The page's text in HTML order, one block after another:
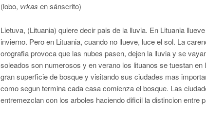
(lobo, vrkas en sánscrito)
Lietuva, (Lituania) quiere decir pais de la lluvia. En Lituania
invierno. Pero en Lituania, cuando no llueve, luce el sol. La
orografia provoca que las nubes pasen, dejen la lluvia y se
soleados son numerosos y en verano los lituanos se tuestan en
gran superficie de bosque y visitando sus ciudades mas
como segun termina cada casa comienza el bosque. Las
entremezclan con los arboles haciendo dificil la distincion entre